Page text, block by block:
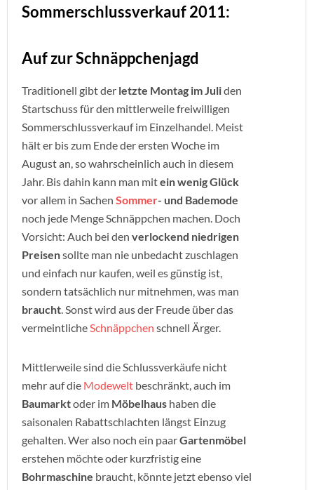
Sommerschlussverkauf 2011:
Auf zur Schnäppchenjagd
Traditionell gibt der letzte Montag im Juliden
Startschuss für den mittlerweile freiwilligen
Sommerschlussverkauf im Einzelhandel. Meist
hält er bis zum Ende der ersten Woche im
August an, so wahrscheinlich auch in diesem
Jahr. Bis dahin kann man mitein wenig Glück
vor allem in Sachen Sommer- und Bademode
noch jede Menge Schnäppchen machen. Doch
Vorsicht: Auch bei den verlockend niedrigen
Preisensollte man nie unbedacht zuschlagen
und einfach nur kaufen, weil es günstig ist,
sondern tatsächlich nur mitnehmen, was man
braucht. Sonst wird aus der Freude über das
vermeintlicheSchnäppchen schnell Ärger.
Mittlerweile sind die Schlussverkäufe nicht
mehr auf die Modewelt beschränkt, auch im
Baumarktoder im Möbelhaus haben die
saisonalen Rabattschlachten längst Einzug
gehalten. Wer also noch ein paarGartenmöbel
erstehen möchte oder kurzfristig eine
Bohrmaschine braucht, könnte jetzt ebenso viel